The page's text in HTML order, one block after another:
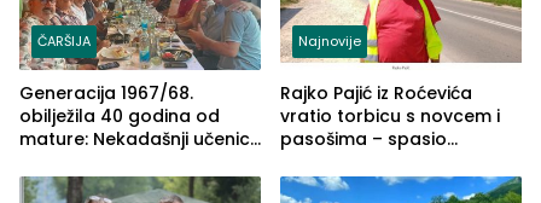
ČARŠIJA
Generacija 1967/68.
obilježila 40 godina od
mature: Nekadašnji učenici
(FOTO)
Najnovije
Rajko Pajić iz Roćevića
vratio torbicu s novcem i
pasošima – spasio
Grčkoj